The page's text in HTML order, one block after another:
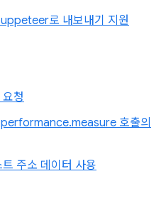
로 내보내기 지원
청
호출의
주소 데이터 사용